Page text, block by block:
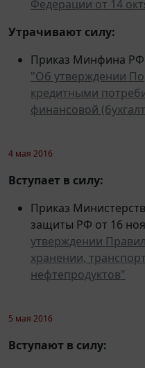
"Об утверждении
кредитными
финансовой
защиты РФ от 16
утверждении
хранении,
нефтепродуктов"